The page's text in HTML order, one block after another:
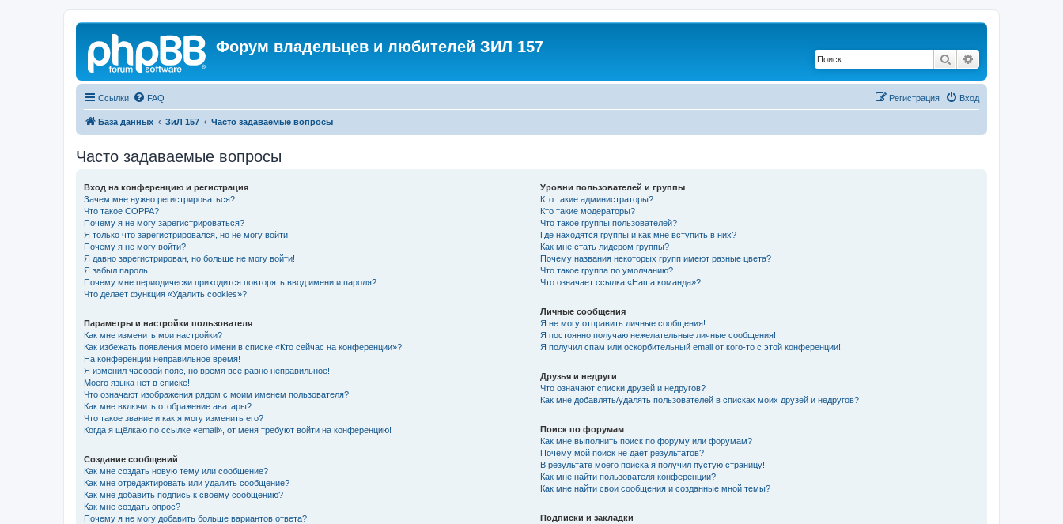
Форум владельцев и любителей ЗИЛ 157
Поиск
Ссылки FAQ Вход
Регистрация
База данных ЗиЛ 157 Часто задаваемые вопросы
Часто задаваемые вопросы
Вход на конференцию и регистрация
Зачем мне нужно регистрироваться?
Что такое COPPA?
Почему я не могу зарегистрироваться?
Я только что зарегистрировался, но не могу войти!
Почему я не могу войти?
Я давно зарегистрирован, но больше не могу войти!
Я забыл пароль!
Почему мне периодически приходится повторять ввод имени и пароля?
Что делает функция «Удалить cookies»?
Параметры и настройки пользователя
Как мне изменить мои настройки?
Как избежать появления моего имени в списке «Кто сейчас на конференции»?
На конференции неправильное время!
Я изменил часовой пояс, но время всё равно неправильное!
Моего языка нет в списке!
Что означают изображения рядом с моим именем пользователя?
Как мне включить отображение аватары?
Что такое звание и как я могу изменить его?
Когда я щёлкаю по ссылке «email», от меня требуют войти на конференцию!
Создание сообщений
Как мне создать новую тему или сообщение?
Как мне отредактировать или удалить сообщение?
Как мне добавить подпись к своему сообщению?
Как мне создать опрос?
Почему я не могу добавить больше вариантов ответа?
Уровни пользователей и группы
Кто такие администраторы?
Кто такие модераторы?
Что такое группы пользователей?
Где находятся группы и как мне вступить в них?
Как мне стать лидером группы?
Почему названия некоторых групп имеют разные цвета?
Что такое группа по умолчанию?
Что означает ссылка «Наша команда»?
Личные сообщения
Я не могу отправить личные сообщения!
Я постоянно получаю нежелательные личные сообщения!
Я получил спам или оскорбительный email от кого-то с этой конференции!
Друзья и недруги
Что означают списки друзей и недругов?
Как мне добавлять/удалять пользователей в списках моих друзей и недругов?
Поиск по форумам
Как мне выполнить поиск по форуму или форумам?
Почему мой поиск не даёт результатов?
В результате моего поиска я получил пустую страницу!
Как мне найти пользователя конференции?
Как мне найти свои сообщения и созданные мной темы?
Подписки и закладки